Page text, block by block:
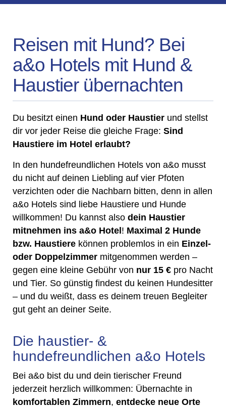
Reisen mit Hund? Bei
a&o Hotels mit Hund &
Haustier übernachten
Du besitzt einen Hund oder Haustier und stellst
dir vor jeder Reise die gleiche Frage: Sind
Haustiere im Hotel erlaubt?
In den hundefreundlichen Hotels von a&o musst
du nicht auf deinen Liebling auf vier Pfoten
verzichten oder die Nachbarn bitten, denn in allen
a&o Hotels sind liebe Haustiere und Hunde
willkommen! Du kannst also dein Haustier
mitnehmen ins a&o Hotel! Maximal 2 Hunde
bzw. Haustiere können problemlos in ein Einzel-
oder Doppelzimmer mitgenommen werden –
gegen eine kleine Gebühr von nur 15 € pro Nacht
und Tier. So günstig findest du keinen Hundesitter
– und du weißt, dass es deinem treuen Begleiter
gut geht an deiner Seite.
Die haustier- &
hundefreundlichen a&o Hotels
Bei a&o bist du und dein tierischer Freund
jederzeit herzlich willkommen: Übernachte in
komfortablen Zimmern, entdecke neue Orte